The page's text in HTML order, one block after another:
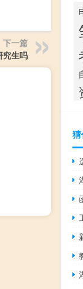
下一篇
究生吗